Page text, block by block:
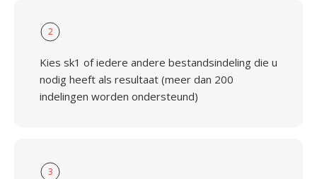
2
Kies sk1 of iedere andere bestandsindeling die u
nodig heeft als resultaat (meer dan 200
indelingen worden ondersteund)
3